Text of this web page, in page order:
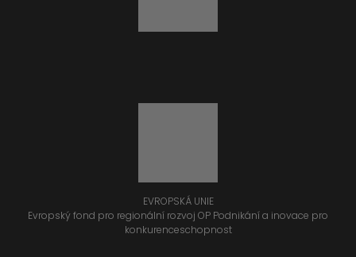
EVROPSKÁ UNIE
Evropský fond pro regionální rozvoj OP Podnikání a inovace pro
konkurenceschopnost